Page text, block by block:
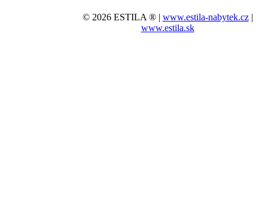
© 2026 ESTILA ® | www.estila-nabytek.cz|
www.estila.sk